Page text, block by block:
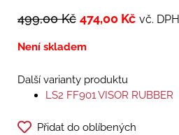
499,00Kč 474,00 Kč vč. DPH
Není skladem
Další varianty produktu
LS2 FF901 VISOR RUBBER
Přidat do oblíbených